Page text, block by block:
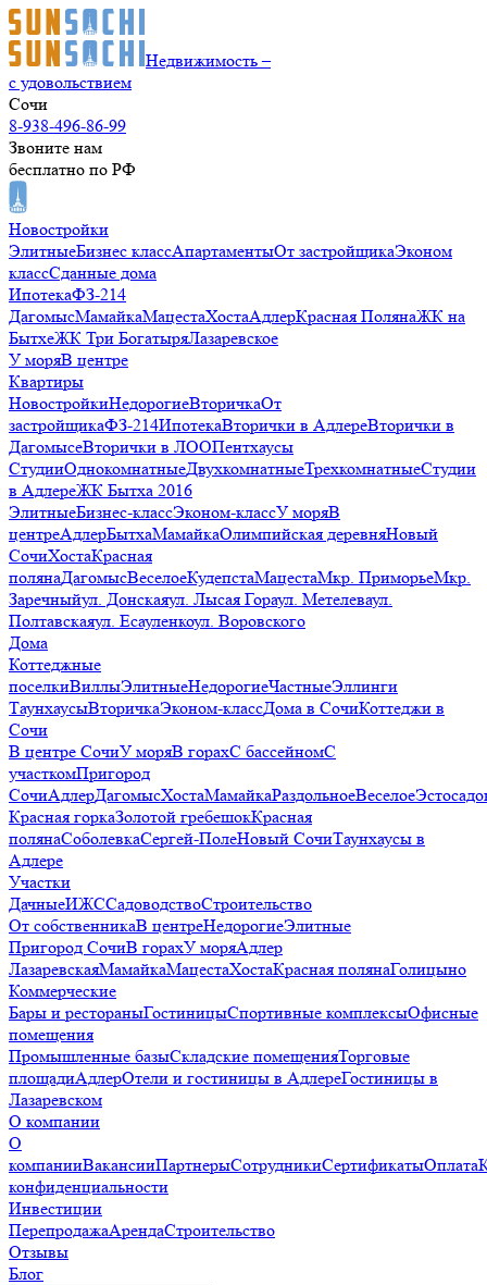
Недвижимость –
с удовольствием
Сочи
8-938-496-86-99
Звоните нам
бесплатно по РФ
Новостройки
ЭлитныеБизнес классАпартаментыОт застройщикаЭконом
классСданные дома
ИпотекаФЗ-214
ДагомысМамайкаМацестаХостаАдлерКрасная ПолянаЖК на
БытхеЖК Три БогатыряЛазаревское
У моряВ центре
Квартиры
НовостройкиНедорогиеВторичкаОт
застройщикаФЗ-214ИпотекаВторички в АдлереВторички в
ДагомысеВторички в ЛООПентхаусы
СтудииОднокомнатныеДвухкомнатныеТрехкомнатныеСтудии
в АдлереЖК Бытха 2016
ЭлитныеБизнес-классЭконом-классУ моряВ
центреАдлерБытхаМамайкаОлимпийская деревняНовый
СочиХостаКрасная
полянаДагомысВеселоеКудепстаМацестаМкр. ПриморьеМкр.
Заречныйул. Донскаяул. Лысая Гораул. Метелеваул.
Полтавскаяул. Есауленкоул. Воровского
Дома
Коттеджные
поселкиВиллыЭлитныеНедорогиеЧастныеЭллинги
ТаунхаусыВторичкаЭконом-классДома в СочиКоттеджи в
Сочи
В центре СочиУ моряВ горахС бассейномС
участкомПригород
СочиАдлерДагомысХостаМамайкаРаздольноеВеселое
Красная горкаЗолотой гребешокКрасная
полянаСоболевкаСергей-ПолеНовый СочиТаунхаусы в
Адлере
Участки
ДачныеИЖССадоводствоСтроительство
От собственникаВ центреНедорогиеЭлитные
Пригород СочиВ горахУ моряАдлер
ЛазаревскаяМамайкаМацестаХостаКрасная полянаГолицыно
Коммерческие
Бары и рестораныГостиницыСпортивные комплексыОфисные
помещения
Промышленные базыСкладские помещенияТорговые
площадиАдлерОтели и гостиницы в АдлереГостиницы в
Лазаревском
О компании
О
компанииВакансииПартнерыСотрудникиСертификатыОплата
конфиденциальности
Инвестиции
ПерепродажаАрендаСтроительство
Отзывы
Блог